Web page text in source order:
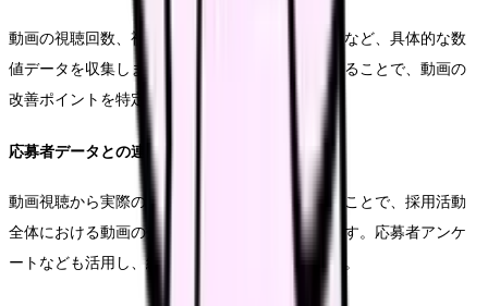
動画の視聴回数、視聴完了率、視聴離脱ポイントなど、具体的な数
値データを収集します。これらのデータを分析することで、動画の
改善ポイントを特定することができます。
応募者データとの連携
動画視聴から実際の応募までの転換率を測定することで、採用活動
全体における動画の効果を把握することができます。応募者アンケ
ートなども活用し、総合的な効果測定を行います。